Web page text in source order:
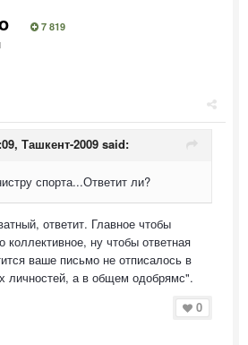
7 819
Ташкент-2009 said:
спорта...Ответит ли?
ответит. Главное чтобы
коллективное, ну чтобы ответная
ваше письмо не отписалось в
личностей, а в общем одобрямс".
0